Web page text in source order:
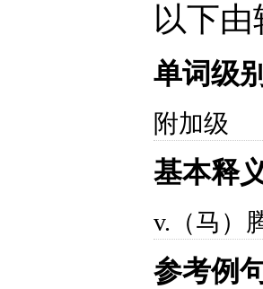
以下
单词级别
附加级
基本释
v.（马）
参考例